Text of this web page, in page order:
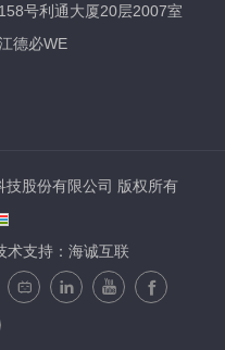
号利通大厦20层2007室
德必WE
股份有限公司 版权所有
术支持：海诚互联